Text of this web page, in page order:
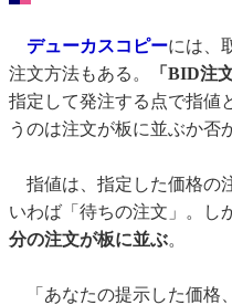
デューカスコピーには、
注文方法もある。
「BID注
指定して発注する点で指値
うのは注文が板に並ぶか否
指値は、指定した価格の
いわば「待ちの注文」。し
分の注文が板に並ぶ。
「あなたの提示した価格